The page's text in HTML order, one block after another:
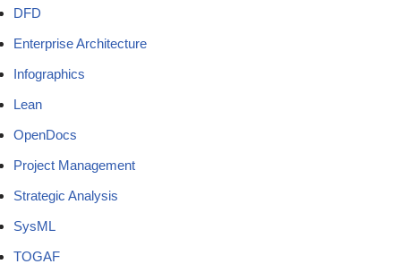
DFD
Enterprise Architecture
Infographics
Lean
OpenDocs
Project Management
Strategic Analysis
SysML
TOGAF